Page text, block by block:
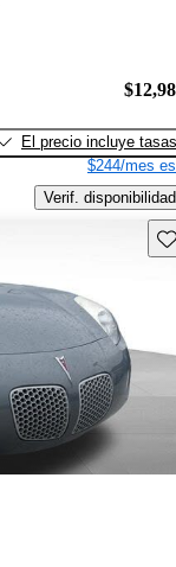
El precio incluye tasas
$244/mes
Verif. disponibilidad